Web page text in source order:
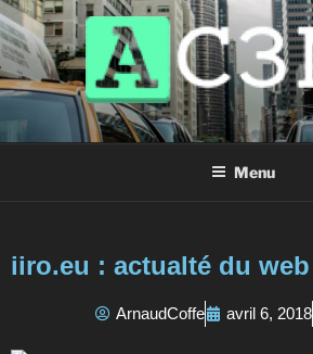
AC3M
Annuaire des meilleurs sites à visiter !
Menu
iiro.eu : actualté du web
ArnaudCoffe avril 6, 2018